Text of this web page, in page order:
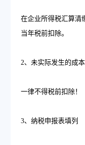
在企业所得税汇算清
当年税前扣除。
2、未实际发生的成
一律不得税前扣除！
3、纳税申报表填列